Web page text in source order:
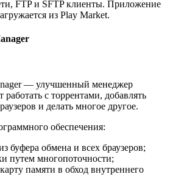
FTP и SFTP клиенты. Приложение
из Play Market.
— улучшенный менеджер
работать с торрентами, добавлять
и делать многое другое.
обеспечения:
буфера обмена и всех браузеров;
путем многопоточности;
карту памяти в обход внутреннего